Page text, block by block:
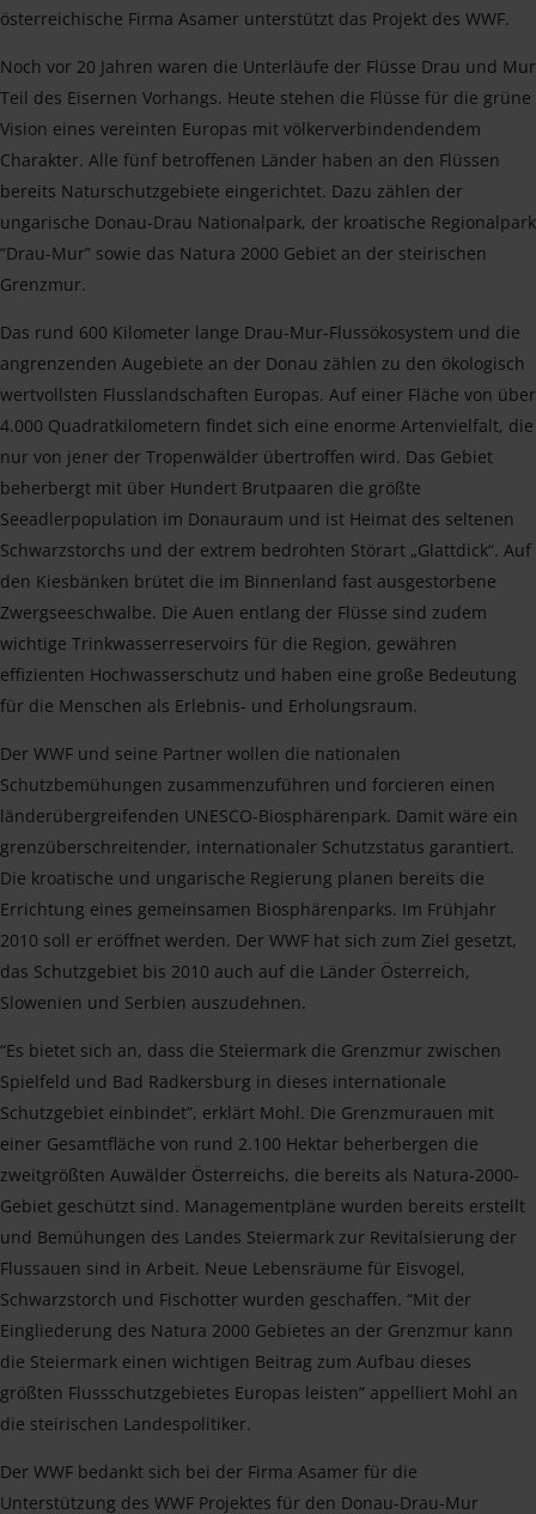
österreichische Firma Asamer unterstützt das Projekt des WWF.
Noch vor 20 Jahren waren die Unterläufe der Flüsse Drau und Mur
Teil des Eisernen Vorhangs. Heute stehen die Flüsse für die grüne
Vision eines vereinten Europas mit völkerverbindendendem
Charakter. Alle fünf betroffenen Länder haben an den Flüssen
bereits Naturschutzgebiete eingerichtet. Dazu zählen der
ungarische Donau-Drau Nationalpark, der kroatische Regionalpark
“Drau-Mur” sowie das Natura 2000 Gebiet an der steirischen
Grenzmur.
Das rund 600 Kilometer lange Drau-Mur-Flussökosystem und die
angrenzenden Augebiete an der Donau zählen zu den ökologisch
wertvollsten Flusslandschaften Europas. Auf einer Fläche von über
4.000 Quadratkilometern findet sich eine enorme Artenvielfalt, die
nur von jener der Tropenwälder übertroffen wird. Das Gebiet
beherbergt mit über Hundert Brutpaaren die größte
Seeadlerpopulation im Donauraum und ist Heimat des seltenen
Schwarzstorchs und der extrem bedrohten Störart „Glattdick“. Auf
den Kiesbänken brütet die im Binnenland fast ausgestorbene
Zwergseeschwalbe. Die Auen entlang der Flüsse sind zudem
wichtige Trinkwasserreservoirs für die Region, gewähren
effizienten Hochwasserschutz und haben eine große Bedeutung
für die Menschen als Erlebnis- und Erholungsraum.
Der WWF und seine Partner wollen die nationalen
Schutzbemühungen zusammenzuführen und forcieren einen
länderübergreifenden UNESCO-Biosphärenpark. Damit wäre ein
grenzüberschreitender, internationaler Schutzstatus garantiert.
Die kroatische und ungarische Regierung planen bereits die
Errichtung eines gemeinsamen Biosphärenparks. Im Frühjahr
2010 soll er eröffnet werden. Der WWF hat sich zum Ziel gesetzt,
das Schutzgebiet bis 2010 auch auf die Länder Österreich,
Slowenien und Serbien auszudehnen.
“Es bietet sich an, dass die Steiermark die Grenzmur zwischen
Spielfeld und Bad Radkersburg in dieses internationale
Schutzgebiet einbindet”, erklärt Mohl. Die Grenzmurauen mit
einer Gesamtfläche von rund 2.100 Hektar beherbergen die
zweitgrößten Auwälder Österreichs, die bereits als Natura-2000-
Gebiet geschützt sind. Managementpläne wurden bereits erstellt
und Bemühungen des Landes Steiermark zur Revitalsierung der
Flussauen sind in Arbeit. Neue Lebensräume für Eisvogel,
Schwarzstorch und Fischotter wurden geschaffen. “Mit der
Eingliederung des Natura 2000 Gebietes an der Grenzmur kann
die Steiermark einen wichtigen Beitrag zum Aufbau dieses
größten Flussschutzgebietes Europas leisten” appelliert Mohl an
die steirischen Landespolitiker.
Der WWF bedankt sich bei der Firma Asamer für die
Unterstützung des WWF Projektes für den Donau-Drau-Mur